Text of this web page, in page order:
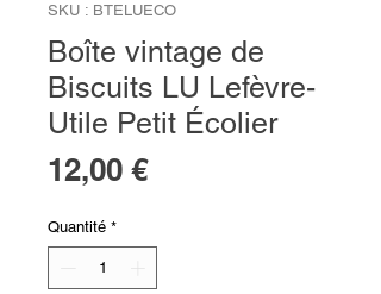
SKU : BTELUECO
Boîte vintage de
Biscuits LU Lefèvre-
Utile Petit Écolier
12,00 €Prix
Quantité *